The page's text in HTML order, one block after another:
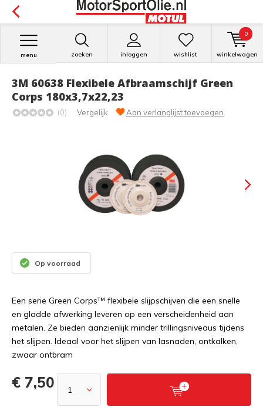
zoeken inloggen
menu wishlist winkelwagen
0
3M 60638 Flexibele Afbraamschijf Green
Corps 180x3,7x22,23
(0) Vergelijk Aan verlanglijst toevoegen
Op voorraad
Een serie Green Corps™ flexibele slijpschijven die een snelle
en gladde afwerking leveren op een verscheidenheid aan
metalen. Ze bieden aanzienlijk minder trillingsniveaus tijdens
het slijpen. Ideaal voor het slijpen van lasnaden, ontkalken,
zwaar ontbram
€ 7,50